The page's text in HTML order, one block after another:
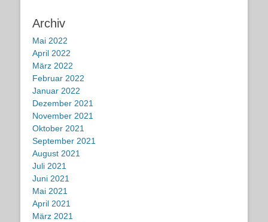
Archiv
Mai 2022
April 2022
März 2022
Februar 2022
Januar 2022
Dezember 2021
November 2021
Oktober 2021
September 2021
August 2021
Juli 2021
Juni 2021
Mai 2021
April 2021
März 2021